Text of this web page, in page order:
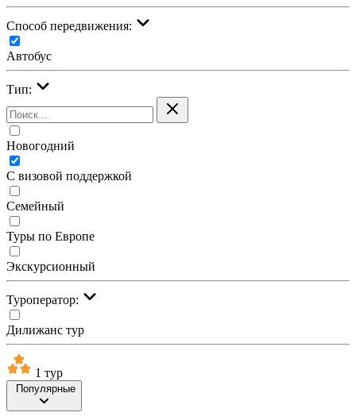
Cпособ передвижения:
Автобус
Тип:
Новогодний
С визовой поддержкой
Семейный
Туры по Европе
Экскурсионный
Туроператор:
Дилижанс тур
1 тур
Популярные